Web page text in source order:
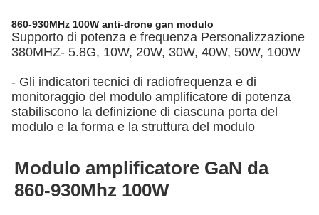
860-930MHz 100W anti-drone gan modulo
Supporto di potenza e frequenza Personalizzazione
380MHZ- 5.8G, 10W, 20W, 30W, 40W, 50W, 100W
- Gli indicatori tecnici di radiofrequenza e di
monitoraggio del modulo amplificatore di potenza
stabiliscono la definizione di ciascuna porta del
modulo e la forma e la struttura del modulo
Modulo amplificatore GaN da
860-930Mhz 100W